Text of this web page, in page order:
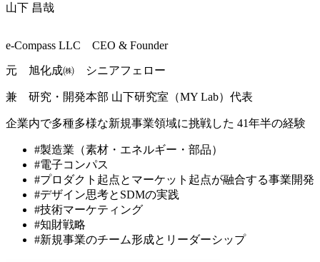
山下 昌哉
e-Compass LLC CEO & Founder
元 旭化成㈱ シニアフェロー
兼 研究・開発本部 山下研究室（MY Lab）代表
企業内で多種多様な新規事業領域に挑戦した 41年半の経験
#製造業（素材・エネルギー・部品）
#電子コンパス
#プロダクト起点とマーケット起点が融合する事業開発
#デザイン思考とSDMの実践
#技術マーケティング
#知財戦略
#新規事業のチーム形成とリーダーシップ